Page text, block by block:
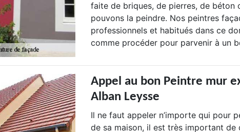
faite de briques, de pierres, de béton
pouvons la peindre. Nos peintres
professionnels et habitués dans ce
comme procéder pour parvenir à un
Appel au bon Peintre mur
Alban Leysse
Il ne faut appeler n’importe qui pour
de sa maison, il est très important de